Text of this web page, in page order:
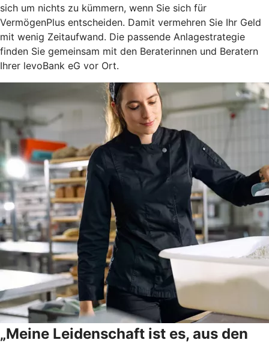
sich um nichts zu kümmern, wenn Sie sich für
VermögenPlus entscheiden. Damit vermehren Sie Ihr Geld
mit wenig Zeitaufwand. Die passende Anlagestrategie
finden Sie gemeinsam mit den Beraterinnen und Beratern
Ihrer levoBank eG vor Ort.
„Meine Leidenschaft ist es, aus den